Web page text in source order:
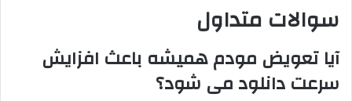
سوالات متداول
آیا تعویض مودم همیشه باعث افزایش
سرعت دانلود می شود؟